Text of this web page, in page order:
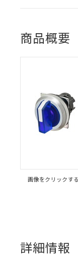
商品概要
画像をクリックす
詳細情報